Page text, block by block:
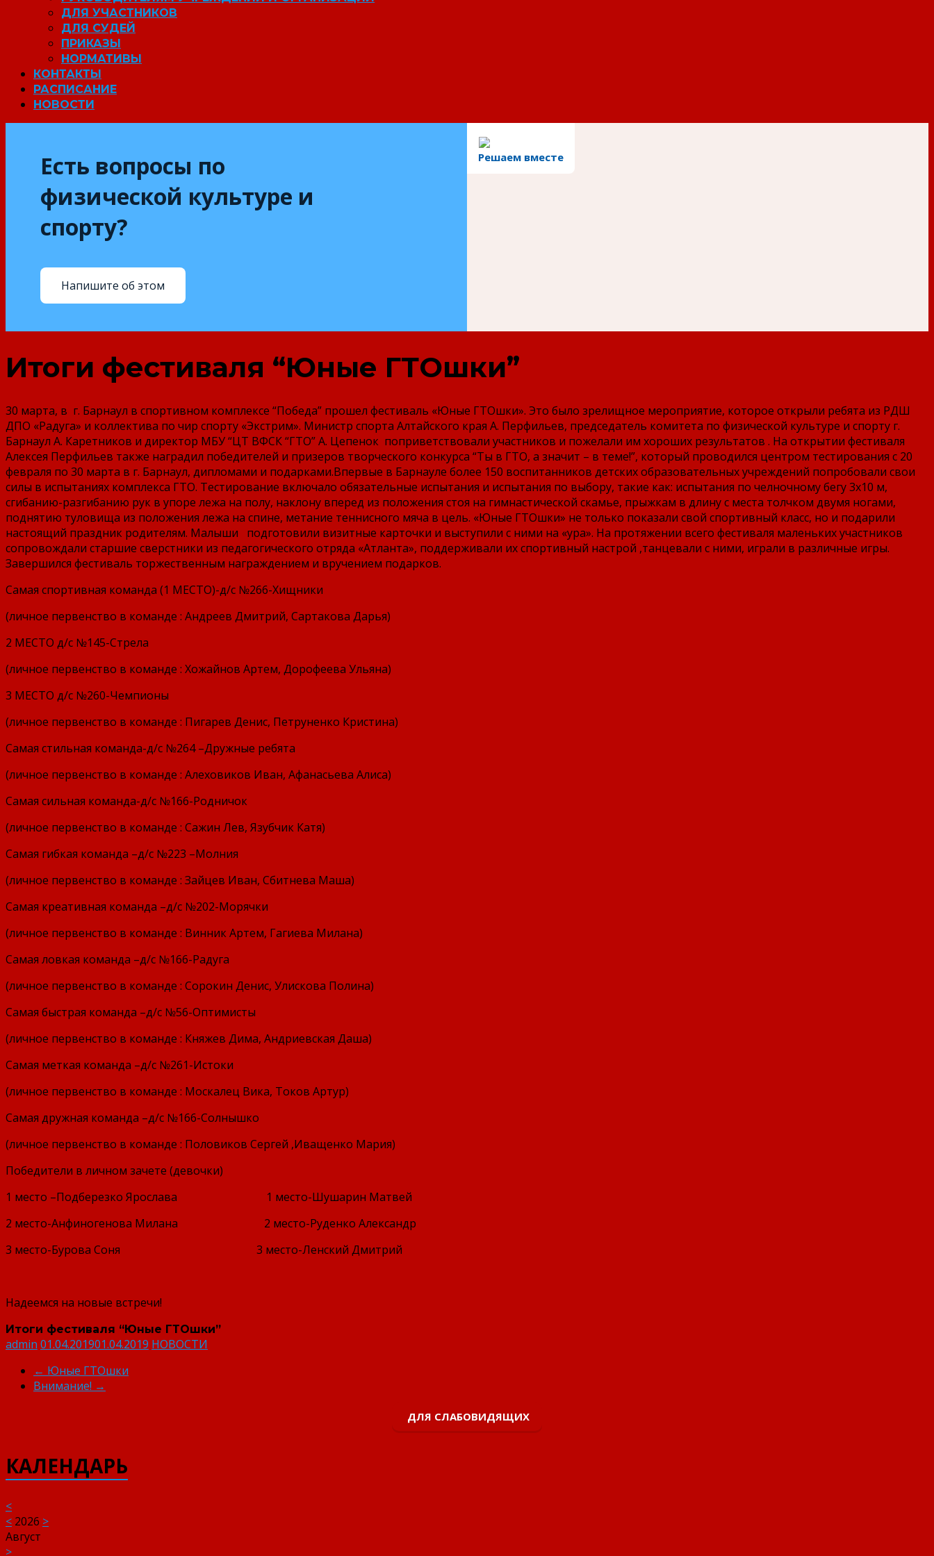
ДЛЯ УЧАСТНИКОВ
ДЛЯ СУДЕЙ
ПРИКАЗЫ
НОРМАТИВЫ
КОНТАКТЫ
РАСПИСАНИЕ
НОВОСТИ
Решаем вместе
Есть вопросы по
физической культуре и
спорту?
Напишите об этом
Итоги фестиваля “Юные ГТОшки”
30 марта, в г. Барнаул в спортивном комплексе “Победа” прошел фестиваль «Юные ГТОшки». Это было зрелищное мероприятие, которое открыли ребята из РДШ
ДПО «Радуга» и коллектива по чир спорту «Экстрим». Министр спорта Алтайского края А. Перфильев, председатель комитета по физической культуре и спорту г.
Барнаул А. Каретников и директор МБУ “ЦТ ВФСК “ГТО” А. Цепенок поприветствовали участников и пожелали им хороших результатов . На открытии фестиваля
Алексея Перфильев также наградил победителей и призеров творческого конкурса “Ты в ГТО, а значит – в теме!”, который проводился центром тестирования с 20
февраля по 30 марта в г. Барнаул, дипломами и подарками.Впервые в Барнауле более 150 воспитанников детских образовательных учреждений попробовали свои
силы в испытаниях комплекса ГТО. Тестирование включало обязательные испытания и испытания по выбору, такие как: испытания по челночному бегу 3х10 м,
сгибанию-разгибанию рук в упоре лежа на полу, наклону вперед из положения стоя на гимнастической скамье, прыжкам в длину с места толчком двумя ногами,
поднятию туловища из положения лежа на спине, метание теннисного мяча в цель. «Юные ГТОшки» не только показали свой спортивный класс, но и подарили
настоящий праздник родителям. Малыши подготовили визитные карточки и выступили с ними на «ура». На протяжении всего фестиваля маленьких участников
сопровождали старшие сверстники из педагогического отряда «Атланта», поддерживали их спортивный настрой ,танцевали с ними, играли в различные игры.
Завершился фестиваль торжественным награждением и вручением подарков.
Самая спортивная команда (1 МЕСТО)-д/с №266-Хищники
(личное первенство в команде : Андреев Дмитрий, Сартакова Дарья)
2 МЕСТО д/с №145-Стрела
(личное первенство в команде : Хожайнов Артем, Дорофеева Ульяна)
3 МЕСТО д/с №260-Чемпионы
(личное первенство в команде : Пигарев Денис, Петруненко Кристина)
Самая стильная команда-д/с №264 –Дружные ребята
(личное первенство в команде : Алеховиков Иван, Афанасьева Алиса)
Самая сильная команда-д/с №166-Родничок
(личное первенство в команде : Сажин Лев, Язубчик Катя)
Самая гибкая команда –д/с №223 –Молния
(личное первенство в команде : Зайцев Иван, Сбитнева Маша)
Самая креативная команда –д/с №202-Морячки
(личное первенство в команде : Винник Артем, Гагиева Милана)
Самая ловкая команда –д/с №166-Радуга
(личное первенство в команде : Сорокин Денис, Улискова Полина)
Самая быстрая команда –д/с №56-Оптимисты
(личное первенство в команде : Княжев Дима, Андриевская Даша)
Самая меткая команда –д/с №261-Истоки
(личное первенство в команде : Москалец Вика, Токов Артур)
Самая дружная команда –д/с №166-Солнышко
(личное первенство в команде : Половиков Сергей ,Иващенко Мария)
Победители в личном зачете (девочки)
1 место –Подберезко Ярослава 1 место-Шушарин Матвей
2 место-Анфиногенова Милана 2 место-Руденко Александр
3 место-Бурова Соня 3 место-Ленский Дмитрий
Надеемся на новые встречи!
Итоги фестиваля “Юные ГТОшки”
admin 01.04.201901.04.2019 НОВОСТИ
← Юные ГТОшки
Внимание! →
ДЛЯ СЛАБОВИДЯЩИХ
КАЛЕНДАРЬ
<
< 2026 >
Август
>